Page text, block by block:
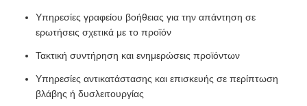
Υπηρεσίες γραφείου βοήθειας για την απάντηση σε
ερωτήσεις σχετικά με το προϊόν
Τακτική συντήρηση και ενημερώσεις προϊόντων
Υπηρεσίες αντικατάστασης και επισκευής σε περίπτωση
βλάβης ή δυσλειτουργίας